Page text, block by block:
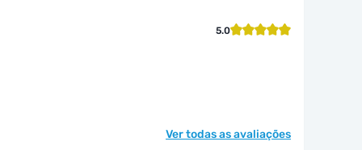
5.0
Ver todas as avaliações